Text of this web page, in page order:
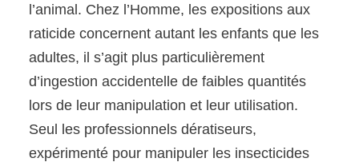
l’animal. Chez l’Homme, les expositions aux
raticide concernent autant les enfants que les
adultes, il s’agit plus particulièrement
d’ingestion accidentelle de faibles quantités
lors de leur manipulation et leur utilisation.
Seul les professionnels dératiseurs,
expérimenté pour manipuler les insecticides